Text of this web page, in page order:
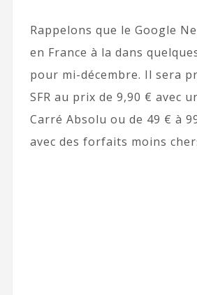
Rappelons que le Google
en France à la dans
pour mi-décembre. Il sera
SFR au prix de 9,90 € avec
Carré Absolu ou de 49 € à
avec des forfaits moins